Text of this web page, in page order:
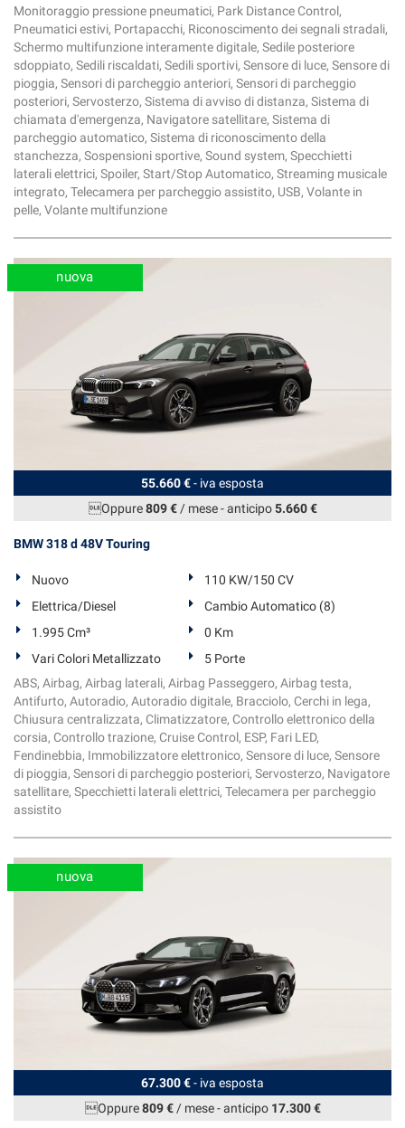
Monitoraggio pressione pneumatici, Park Distance Control,
Pneumatici estivi, Portapacchi, Riconoscimento dei segnali stradali,
Schermo multifunzione interamente digitale, Sedile posteriore
sdoppiato, Sedili riscaldati, Sedili sportivi, Sensore di luce, Sensore di
pioggia, Sensori di parcheggio anteriori, Sensori di parcheggio
posteriori, Servosterzo, Sistema di avviso di distanza, Sistema di
chiamata d'emergenza, Navigatore satellitare, Sistema di
parcheggio automatico, Sistema di riconoscimento della
stanchezza, Sospensioni sportive, Sound system, Specchietti
laterali elettrici, Spoiler, Start/Stop Automatico, Streaming musicale
integrato, Telecamera per parcheggio assistito, USB, Volante in
pelle, Volante multifunzione
55.660 €- iva esposta
Oppure809 €/ mese-anticipo5.660 €
nuova
BMW 318 d 48V Touring
Nuovo
110 KW/150 CV
Elettrica/Diesel
Cambio Automatico (8)
1.995 Cm³
0 Km
Vari Colori Metallizzato
5 Porte
ABS, Airbag, Airbag laterali, Airbag Passeggero, Airbag testa,
Antifurto, Autoradio, Autoradio digitale, Bracciolo, Cerchi in lega,
Chiusura centralizzata, Climatizzatore, Controllo elettronico della
corsia, Controllo trazione, Cruise Control, ESP, Fari LED,
Fendinebbia, Immobilizzatore elettronico, Sensore di luce, Sensore
di pioggia, Sensori di parcheggio posteriori, Servosterzo, Navigatore
satellitare, Specchietti laterali elettrici, Telecamera per parcheggio
assistito
67.300 €- iva esposta
Oppure809 €/ mese-anticipo 17.300 €
nuova